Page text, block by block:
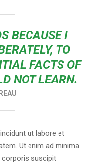
BECAUSE I
TO
FACTS OF
NOT LEARN.
ut labore et
Ut enim ad minima
corporis suscipit